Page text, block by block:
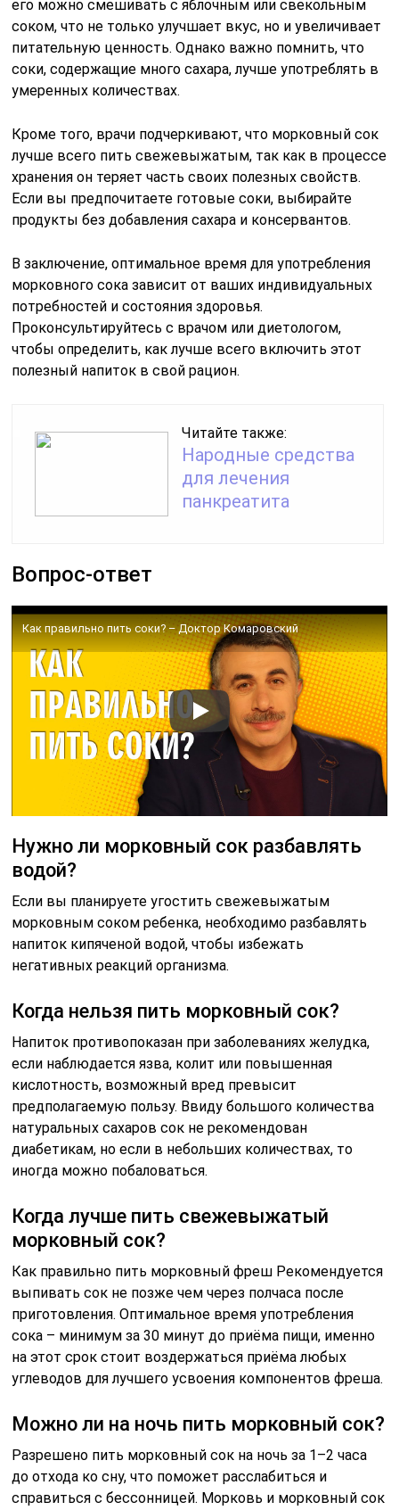
его можно смешивать с яблочным или свекольным
соком, что не только улучшает вкус, но и увеличивает
питательную ценность. Однако важно помнить, что
соки, содержащие много сахара, лучше употреблять в
умеренных количествах.
Кроме того, врачи подчеркивают, что морковный сок
лучше всего пить свежевыжатым, так как в процессе
хранения он теряет часть своих полезных свойств.
Если вы предпочитаете готовые соки, выбирайте
продукты без добавления сахара и консервантов.
В заключение, оптимальное время для употребления
морковного сока зависит от ваших индивидуальных
потребностей и состояния здоровья.
Проконсультируйтесь с врачом или диетологом,
чтобы определить, как лучше всего включить этот
полезный напиток в свой рацион.
Читайте также:
Народные средства
для лечения
панкреатита
Вопрос-ответ
Как правильно пить соки? – Доктор Комаровский
Нужно ли морковный сок разбавлять
водой?
Если вы планируете угостить свежевыжатым
морковным соком ребенка, необходимо разбавлять
напиток кипяченой водой, чтобы избежать
негативных реакций организма.
Когда нельзя пить морковный сок?
Напиток противопоказан при заболеваниях желудка,
если наблюдается язва, колит или повышенная
кислотность, возможный вред превысит
предполагаемую пользу. Ввиду большого количества
натуральных сахаров сок не рекомендован
диабетикам, но если в небольших количествах, то
иногда можно побаловаться.
Когда лучше пить свежевыжатый
морковный сок?
Как правильно пить морковный фреш Рекомендуется
выпивать сок не позже чем через полчаса после
приготовления. Оптимальное время употребления
сока – минимум за 30 минут до приёма пищи, именно
на этот срок стоит воздержаться приёма любых
углеводов для лучшего усвоения компонентов фреша.
Можно ли на ночь пить морковный сок?
Разрешено пить морковный сок на ночь за 1–2 часа
до отхода ко сну, что поможет расслабиться и
справиться с бессонницей. Морковь и морковный сок